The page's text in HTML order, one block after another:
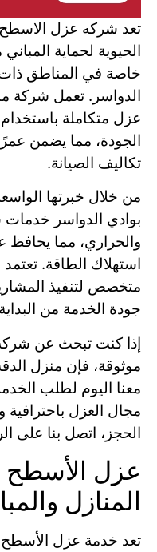
تعد شركه عزل
الحيوية لحماية
خاصة في المناطق ذات
الدواسر. تعمل شركة
عزل متكاملة باستخدام
الجودة، مما يضمن
تكاليف الصيانة.
من خلال خبرتها
بوادي الدواسر
والحراري، مما
استهلاك الطاقة.
متخصص لتنفيذ
جودة الخدمة من
إذا كنت تبحث عن
موثوقة، فإن منزل
معنا اليوم لطلب
مجال العزل باحترافية
الحجز، اتصل بنا على الرقم:
عزل الأسطح
المنازل
تعد خدمة عزل الأسطح